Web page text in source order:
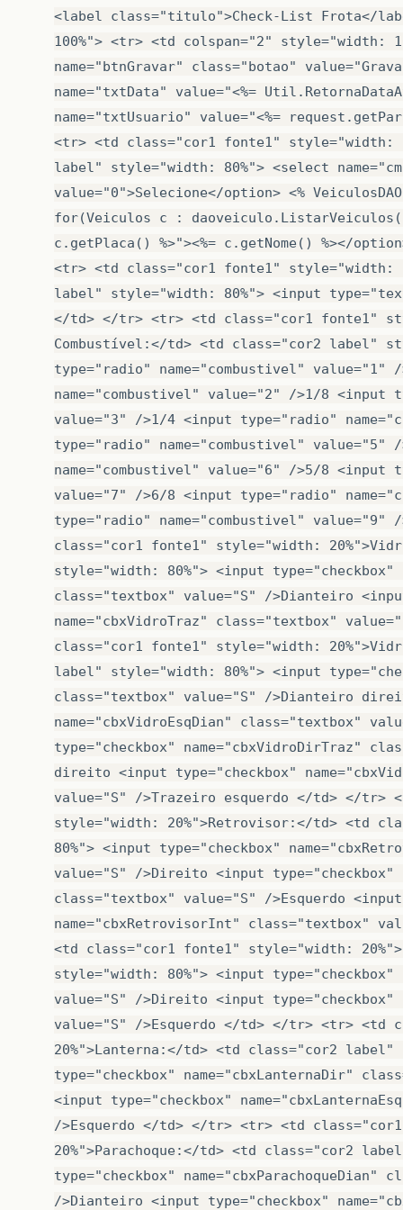
document form1 FarolAuxiliar value
alert ('Farol auxiliar não
return false;
}
document form1 . Calota value ==
return false;
if(document.form1.Alarme.value == "" )
alert('Alarme não selecionado'
;
alert('Acendedor não selecionado')
return false;
if( document.form1. Antena .value == "" )
return
false ;
if(document .form1 Radio.value == "" )
alert( 'Radio não selecionado');
( document value ==
alert
('CD não selecionado' ) ;
return false;
if(document. form1.AutoFalante.value ==
alert
'Auto falante não
form1
alert ('Console interno não
return
false ;
if(document.form1.Tapete.value == "" )
return false;
if( document.form1 . Manual.value == "" )
alert('Manual não selecionado');